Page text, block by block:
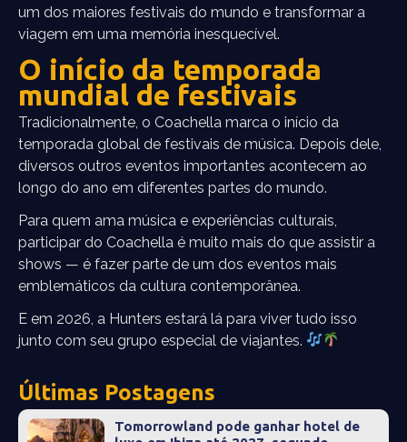
um dos maiores festivais do mundo e transformar a
viagem em uma memória inesquecível.
O início da temporada
mundial de festivais
Tradicionalmente, o Coachella marca o início da
temporada global de festivais de música. Depois dele,
diversos outros eventos importantes acontecem ao
longo do ano em diferentes partes do mundo.
Para quem ama música e experiências culturais,
participar do Coachella é muito mais do que assistir a
shows — é fazer parte de um dos eventos mais
emblemáticos da cultura contemporânea.
E em 2026, a Hunters estará lá para viver tudo isso
junto com seu grupo especial de viajantes.
Últimas Postagens
Tomorrowland pode ganhar hotel de